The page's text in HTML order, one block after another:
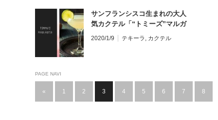
サンフランシスコ生まれの大人
気カクテル「“トミーズ”マルガ
リータ」とは
2020/1/9 テキーラ , カクテル
PAGE NAVI
« 1 2 3 4 5 6 7 8